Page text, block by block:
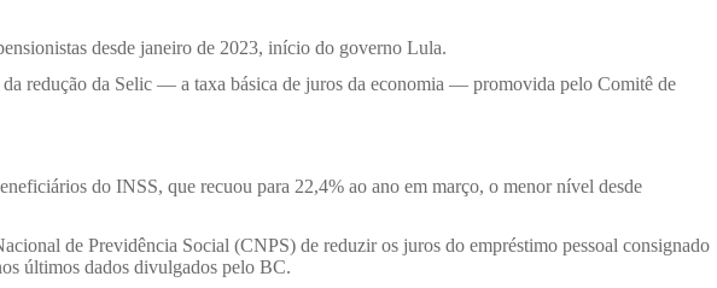
desde janeiro de 2023, início do governo Lula.
redução da Selic — a taxa básica de juros da economia — promovida pelo Comitê de
do INSS, que recuou para 22,4% ao ano em março, o menor nível desde
de Previdência Social (CNPS) de reduzir os juros do empréstimo pessoal consignado
últimos dados divulgados pelo BC.